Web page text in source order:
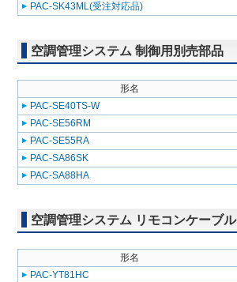
PAC-SK43ML(受注対応品)
空調管理システム 制御用別売部品
形名
PAC-SE40TS-W
PAC-SE56RM
PAC-SE55RA
PAC-SA86SK
PAC-SA88HA
空調管理システム リモコンケーブル
形名
PAC-YT81HC